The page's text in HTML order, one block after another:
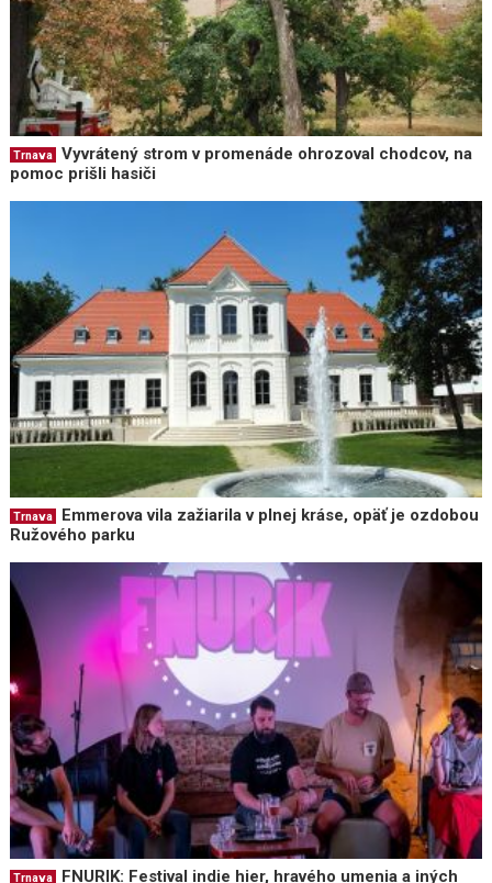
Trnava
Vyvrátený strom v promenáde ohrozoval chodcov, na
pomoc prišli hasiči
Trnava
Emmerova vila zažiarila v plnej kráse, opäť je ozdobou
Ružového parku
Trnava FNURIK: Festival indie hier, hravého umenia a iných